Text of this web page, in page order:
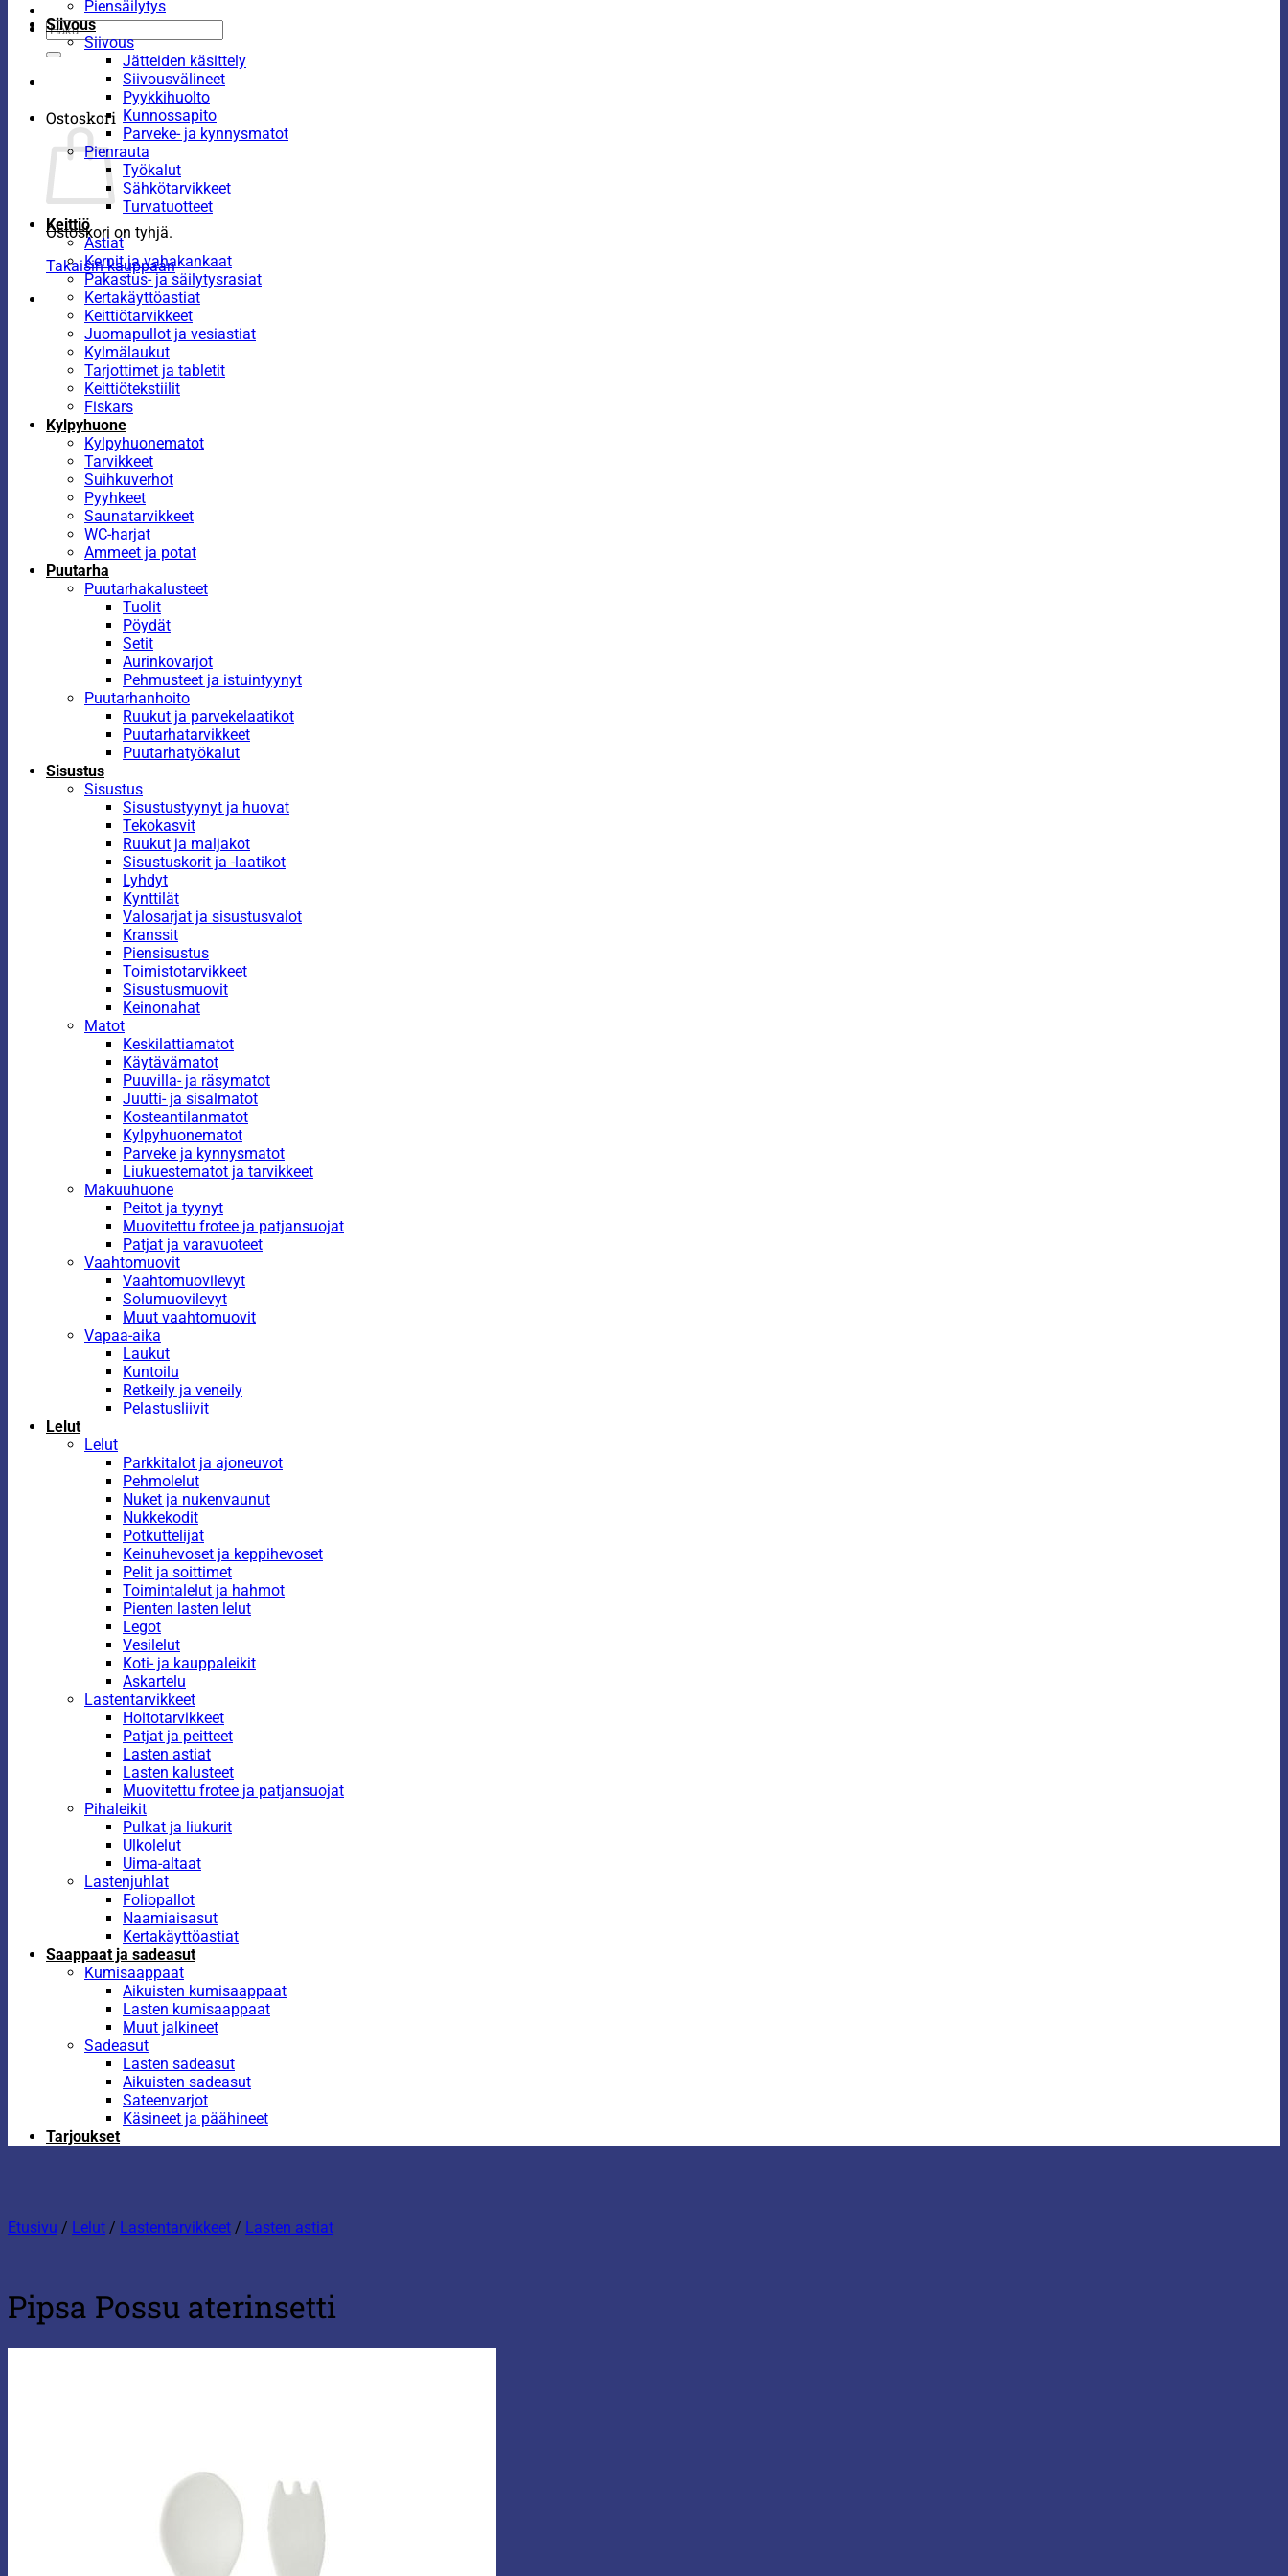
Etsi:
Ostoskori
Ostoskori on tyhjä.
Takaisin kauppaan
Piensäilytys
Siivous
Siivous
Jätteiden käsittely
Siivousvälineet
Pyykkihuolto
Kunnossapito
Parveke- ja kynnysmatot
Pienrauta
Työkalut
Sähkötarvikkeet
Turvatuotteet
Keittiö
Astiat
Kernit ja vahakankaat
Pakastus- ja säilytysrasiat
Kertakäyttöastiat
Keittiötarvikkeet
Juomapullot ja vesiastiat
Kylmälaukut
Tarjottimet ja tabletit
Keittiötekstiilit
Fiskars
Kylpyhuone
Kylpyhuonematot
Tarvikkeet
Suihkuverhot
Pyyhkeet
Saunatarvikkeet
WC-harjat
Ammeet ja potat
Puutarha
Puutarhakalusteet
Tuolit
Pöydät
Setit
Aurinkovarjot
Pehmusteet ja istuintyynyt
Puutarhanhoito
Ruukut ja parvekelaatikot
Puutarhatarvikkeet
Puutarhatyökalut
Sisustus
Sisustus
Sisustustyynyt ja huovat
Tekokasvit
Ruukut ja maljakot
Sisustuskorit ja -laatikot
Lyhdyt
Kynttilät
Valosarjat ja sisustusvalot
Kranssit
Piensisustus
Toimistotarvikkeet
Sisustusmuovit
Keinonahat
Matot
Keskilattiamatot
Käytävämatot
Puuvilla- ja räsymatot
Juutti- ja sisalmatot
Kosteantilanmatot
Kylpyhuonematot
Parveke ja kynnysmatot
Liukuestematot ja tarvikkeet
Makuuhuone
Peitot ja tyynyt
Muovitettu frotee ja patjansuojat
Patjat ja varavuoteet
Vaahtomuovit
Vaahtomuovilevyt
Solumuovilevyt
Muut vaahtomuovit
Vapaa-aika
Laukut
Kuntoilu
Retkeily ja veneily
Pelastusliivit
Lelut
Lelut
Parkkitalot ja ajoneuvot
Pehmolelut
Nuket ja nukenvaunut
Nukkekodit
Potkuttelijat
Keinuhevoset ja keppihevoset
Pelit ja soittimet
Toimintalelut ja hahmot
Pienten lasten lelut
Legot
Vesilelut
Koti- ja kauppaleikit
Askartelu
Lastentarvikkeet
Hoitotarvikkeet
Patjat ja peitteet
Lasten astiat
Lasten kalusteet
Muovitettu frotee ja patjansuojat
Pihaleikit
Pulkat ja liukurit
Ulkolelut
Uima-altaat
Lastenjuhlat
Foliopallot
Naamiaisasut
Kertakäyttöastiat
Saappaat ja sadeasut
Kumisaappaat
Aikuisten kumisaappaat
Lasten kumisaappaat
Muut jalkineet
Sadeasut
Lasten sadeasut
Aikuisten sadeasut
Sateenvarjot
Käsineet ja päähineet
Tarjoukset
Etusivu / Lelut / Lastentarvikkeet / Lasten astiat
Pipsa Possu aterinsetti